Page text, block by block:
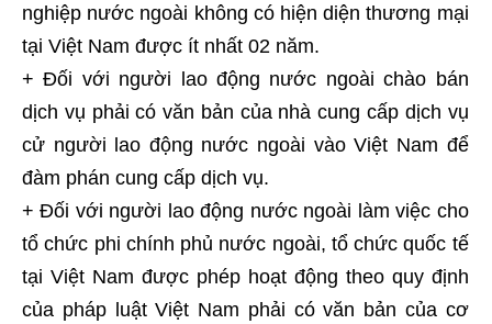
nghiệp nước ngoài không có hiện diện thương mại
tại Việt Nam được ít nhất 02 năm.
+ Đối với người lao động nước ngoài chào bán
dịch vụ phải có văn bản của nhà cung cấp dịch vụ
cử người lao động nước ngoài vào Việt Nam để
đàm phán cung cấp dịch vụ.
+ Đối với người lao động nước ngoài làm việc cho
tổ chức phi chính phủ nước ngoài, tổ chức quốc tế
tại Việt Nam được phép hoạt động theo quy định
của pháp luật Việt Nam phải có văn bản của cơ